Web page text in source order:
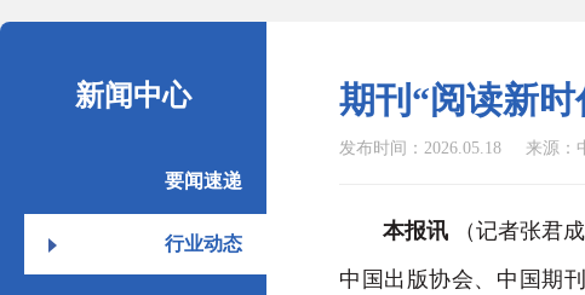
新闻中心
要闻速递
行业动态
期刊“阅读新
发布时间：2026.05.18 来源：
本报讯 （记者张君
中国出版协会、中国期